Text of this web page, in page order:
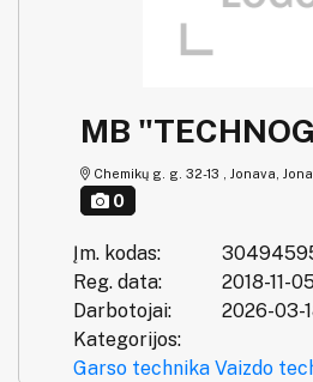
MB
Chemikų g. g. 32-13 , Jonava,
0
Įm. kodas:
Reg. data:
2018-11-
Darbotojai:
2026-03-
Kategorijos:
Garso technika Vaizdo